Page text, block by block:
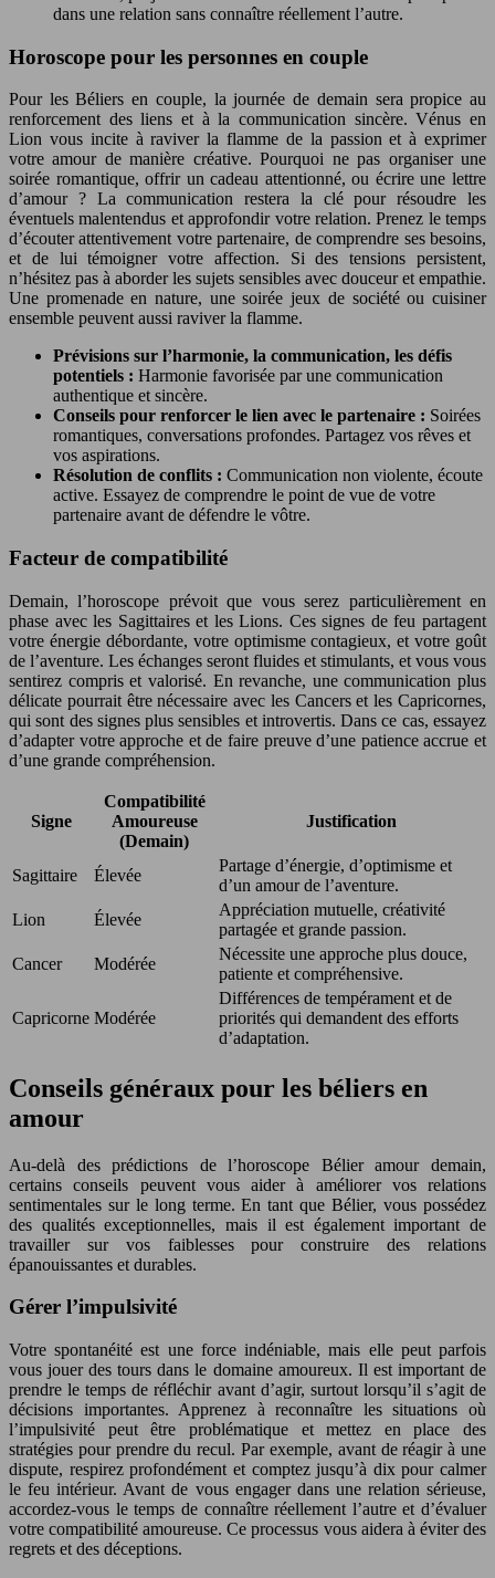
dans une relation sans connaître réellement l’autre.
Horoscope pour les personnes en couple
Pour les Béliers en couple, la journée de demain sera propice au
renforcement des liens et à la communication sincère. Vénus en
Lion vous incite à raviver la flamme de la passion et à exprimer
votre amour de manière créative. Pourquoi ne pas organiser une
soirée romantique, offrir un cadeau attentionné, ou écrire une lettre
d’amour ? La communication restera la clé pour résoudre les
éventuels malentendus et approfondir votre relation. Prenez le temps
d’écouter attentivement votre partenaire, de comprendre ses besoins,
et de lui témoigner votre affection. Si des tensions persistent,
n’hésitez pas à aborder les sujets sensibles avec douceur et empathie.
Une promenade en nature, une soirée jeux de société ou cuisiner
ensemble peuvent aussi raviver la flamme.
Prévisions sur l’harmonie, la communication, les défis
potentiels : Harmonie favorisée par une communication
authentique et sincère.
Conseils pour renforcer le lien avec le partenaire : Soirées
romantiques, conversations profondes. Partagez vos rêves et
vos aspirations.
Résolution de conflits : Communication non violente, écoute
active. Essayez de comprendre le point de vue de votre
partenaire avant de défendre le vôtre.
Facteur de compatibilité
Demain, l’horoscope prévoit que vous serez particulièrement en
phase avec les Sagittaires et les Lions. Ces signes de feu partagent
votre énergie débordante, votre optimisme contagieux, et votre goût
de l’aventure. Les échanges seront fluides et stimulants, et vous vous
sentirez compris et valorisé. En revanche, une communication plus
délicate pourrait être nécessaire avec les Cancers et les Capricornes,
qui sont des signes plus sensibles et introvertis. Dans ce cas, essayez
d’adapter votre approche et de faire preuve d’une patience accrue et
d’une grande compréhension.
Signe
Compatibilité
Amoureuse
(Demain)
Justification
Sagittaire Élevée
Partage d’énergie, d’optimisme et
d’un amour de l’aventure.
Lion
Élevée
Appréciation mutuelle, créativité
partagée et grande passion.
Cancer
Modérée
Nécessite une approche plus douce,
patiente et compréhensive.
Capricorne Modérée
Différences de tempérament et de
priorités qui demandent des efforts
d’adaptation.
Conseils généraux pour les béliers en
amour
Au-delà des prédictions de l’horoscope Bélier amour demain,
certains conseils peuvent vous aider à améliorer vos relations
sentimentales sur le long terme. En tant que Bélier, vous possédez
des qualités exceptionnelles, mais il est également important de
travailler sur vos faiblesses pour construire des relations
épanouissantes et durables.
Gérer l’impulsivité
Votre spontanéité est une force indéniable, mais elle peut parfois
vous jouer des tours dans le domaine amoureux. Il est important de
prendre le temps de réfléchir avant d’agir, surtout lorsqu’il s’agit de
décisions importantes. Apprenez à reconnaître les situations où
l’impulsivité peut être problématique et mettez en place des
stratégies pour prendre du recul. Par exemple, avant de réagir à une
dispute, respirez profondément et comptez jusqu’à dix pour calmer
le feu intérieur. Avant de vous engager dans une relation sérieuse,
accordez-vous le temps de connaître réellement l’autre et d’évaluer
votre compatibilité amoureuse. Ce processus vous aidera à éviter des
regrets et des déceptions.